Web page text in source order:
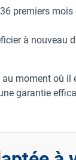
premiers
à
moment où
garantie